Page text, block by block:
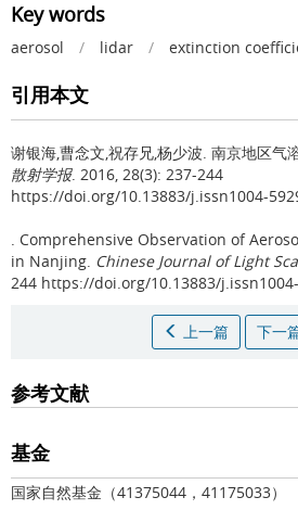
Key words
aerosol / lidar / extinction
引用本文
谢银海,曹念文,祝存兄,杨少波. 南京地区气
散射学报. 2016, 28(3): 237-244
https://doi.org/10.13883/j.issn1004-
. Comprehensive Observation of
in Nanjing. Chinese Journal of Light
244 https://doi.org/10.13883/
上一篇 下一
参考文献
基金
国家自然基金（41375044，41175033）